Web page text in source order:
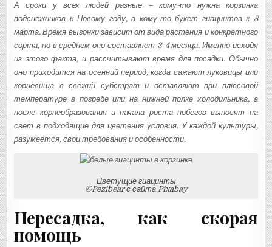
А сроки у всех людей разные – кому-то нужна корзинка
подснежников к Новому году, а кому-то букет гиацинтов к 8
марта. Время выгонки зависит от вида растения и конкретного
сорта, но в среднем оно составляет 3-4 месяца. Именно исходя
из этого факта, и рассчитывают время для посадки. Обычно
оно приходится на осенний период, когда сажают луковицы или
корневища в свежий субстрат и оставляют при плюсовой
температуре в погребе или на нижней полке холодильника, а
после корнеобразования и начала роста побегов выносят на
свет в подходящие для цветения условия. У каждой культуры,
разумеется, свои требования и особенности.
Цветущие гиацинты
©Pezibear с сайта Pixabay
Пересадка, как скорая
помощь